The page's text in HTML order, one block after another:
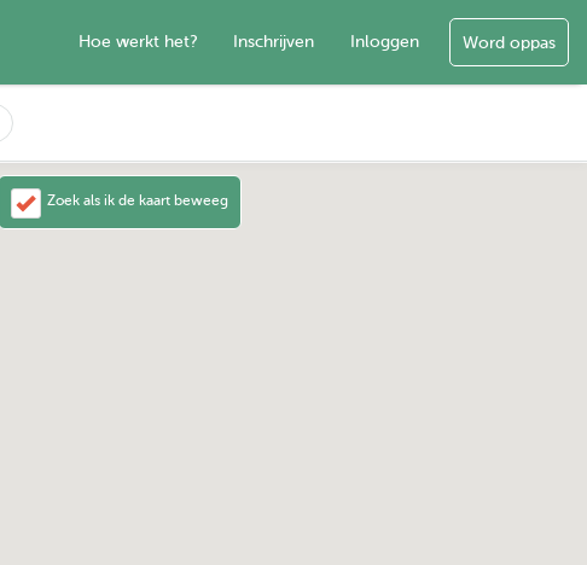
Hoe werkt het? Inschrijven Inloggen Word oppas
Zoek als ik de kaart beweeg